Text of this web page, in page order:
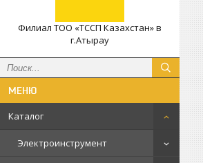
Филиал ТОО «ТССП Казахстан» в
г.Атырау
Каталог
Электроинструмент